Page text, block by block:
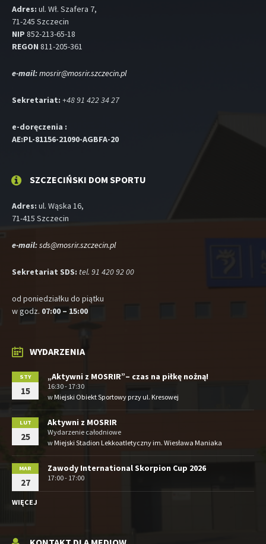
Adres: ul. Wł. Szafera 7,
71-245 Szczecin
NIP 852-213-65-18
REGON 811-205-361
e-mail:mosrir@mosrir.szczecin.pl
Sekretariat: +48 91 422 34 27
e-doręczenia :
AE:PL-81156-21090-AGBFA-20
SZCZECIŃSKI DOM SPORTU
Adres: ul. Wąska 16,
71-415 Szczecin
e-mail:sds@mosrir.szczecin.pl
Sekretariat SDS: tel. 91 420 92 00
od poniedziałku do piątku
w godz. 07:00 – 15:00
WYDARZENIA
STY
15
„Aktywni z MOSRIR”– czas na piłkę nożną!
16:30 - 17:30
wMiejski Obiekt Sportowy przy ul. Kresowej
LUT
25
Aktywni z MOSRIR
Wydarzenie całodniowe
wMiejski Stadion Lekkoatletyczny im. Wiesława Maniaka
MAR
27
Zawody International Skorpion Cup 2026
17:00 - 17:00
WIĘCEJ